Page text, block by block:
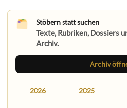
Stöbern statt suchen
Texte, Rubriken, Dossiers
Archiv.
Archiv
2026 2025